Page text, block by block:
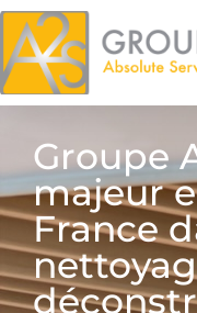
Groupe
majeur
France